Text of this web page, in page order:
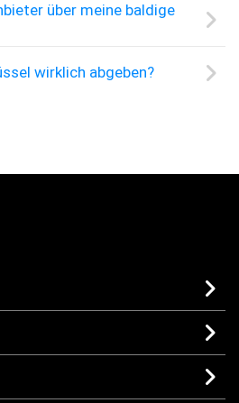
über meine baldige
wirklich abgeben?